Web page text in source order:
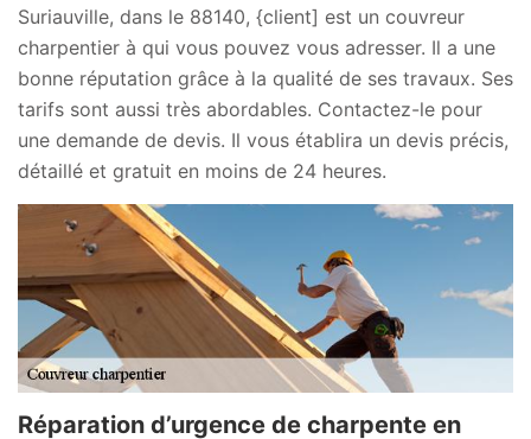
Suriauville, dans le 88140, {client] est un couvreur
charpentier à qui vous pouvez vous adresser. Il a une
bonne réputation grâce à la qualité de ses travaux. Ses
tarifs sont aussi très abordables. Contactez-le pour
une demande de devis. Il vous établira un devis précis,
détaillé et gratuit en moins de 24 heures.
Réparation d’urgence de charpente en